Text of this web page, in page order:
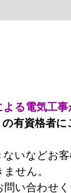
よる電気工
有資格者
いなどお
せん。
問い合わせ